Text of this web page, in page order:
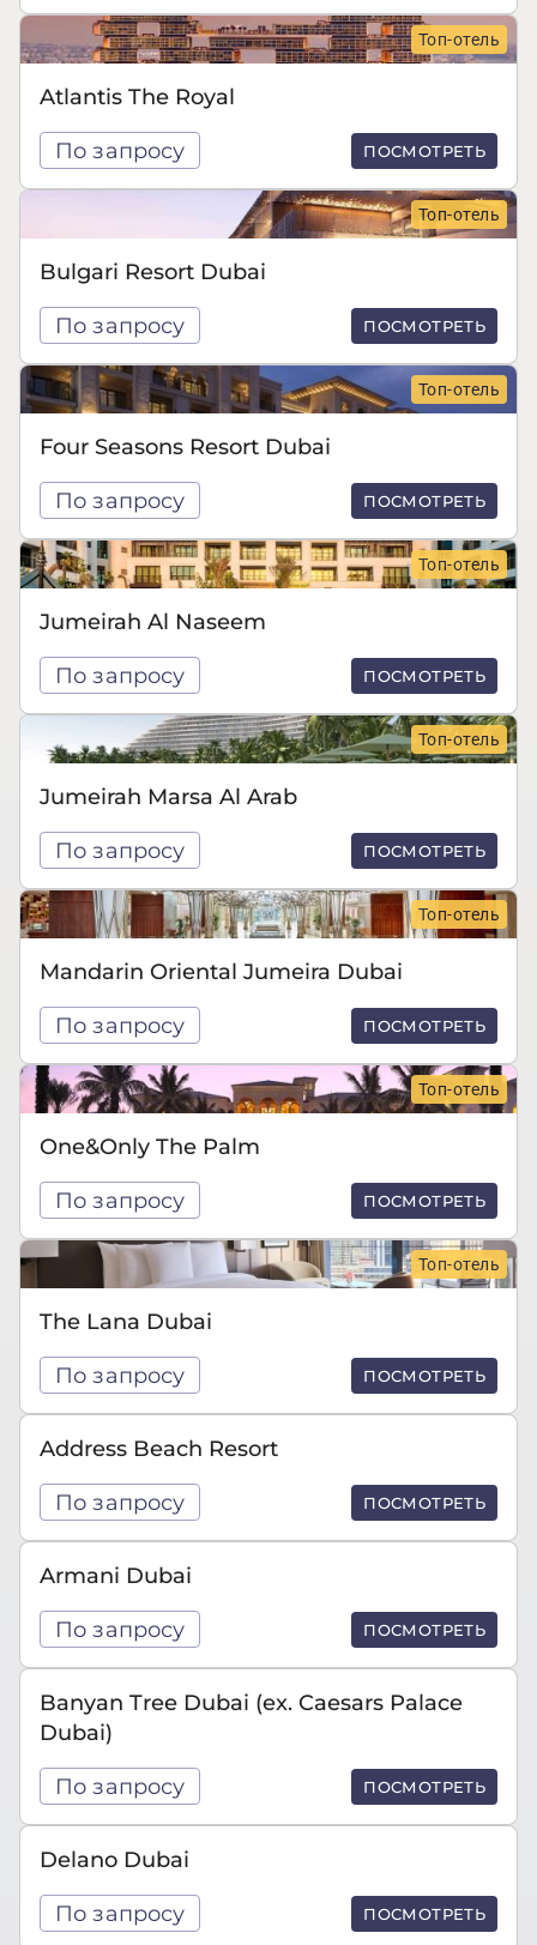
Топ-отель
Atlantis The Royal
По запросу ПОСМОТРЕТЬ
Топ-отель
Bulgari Resort Dubai
По запросу ПОСМОТРЕТЬ
Топ-отель
Four Seasons Resort Dubai
По запросу ПОСМОТРЕТЬ
Топ-отель
Jumeirah Al Naseem
По запросу ПОСМОТРЕТЬ
Топ-отель
Jumeirah Marsa Al Arab
По запросу ПОСМОТРЕТЬ
Топ-отель
Mandarin Oriental Jumeira Dubai
По запросу ПОСМОТРЕТЬ
Топ-отель
One&Only The Palm
По запросу ПОСМОТРЕТЬ
Топ-отель
The Lana Dubai
По запросу ПОСМОТРЕТЬ
Address Beach Resort
По запросу ПОСМОТРЕТЬ
Armani Dubai
По запросу ПОСМОТРЕТЬ
Banyan Tree Dubai (ex. Caesars Palace
Dubai)
По запросу ПОСМОТРЕТЬ
Delano Dubai
По запросу ПОСМОТРЕТЬ